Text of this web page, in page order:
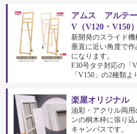
アムス アルテ
V（V120・V150）
新開発のスライド機
垂直に近い角度で
になります。
F30号タテ対応の「
「V150」の2種類よ
楽屋オリジナル
油彩・アクリル両
ンの桐木枠に張り
キャンバスです。